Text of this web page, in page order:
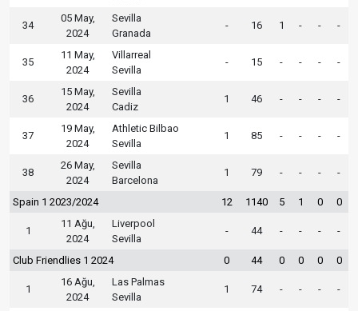
34
05 May,
2024
Sevilla
Granada
- 16 1 - - -
35
11 May,
2024
Villarreal
Sevilla
- 15 - - - -
36
15 May,
2024
Sevilla
Cadiz
1 46 - - - -
37
19 May,
2024
Athletic Bilbao
Sevilla
1 85 - - - -
38
26 May,
2024
Sevilla
Barcelona
1 79 - - - -
Spain 1 2023/2024 12 1140 5 1 0 0
1
11 Ağu,
2024
Liverpool
Sevilla
- 44 - - - -
Club Friendlies 1 2024 0 44 0 0 0 0
1
16 Ağu,
2024
Las Palmas
Sevilla
1 74 - - - -